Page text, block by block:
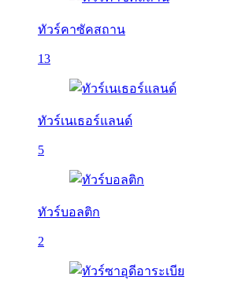
ทัวร์คาซัคสถาน
13
ทัวร์เนเธอร์แลนด์
5
ทัวร์บอลติก
2